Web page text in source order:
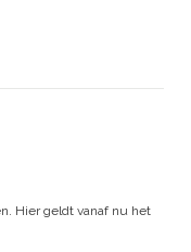
Hier geldt vanaf nu het